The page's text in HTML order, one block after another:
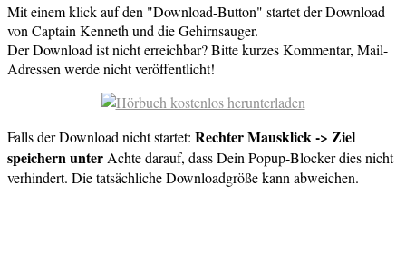
Mit einem klick auf den "Download-Button" startet der Download
von Captain Kenneth und die Gehirnsauger.
Der Download ist nicht erreichbar? Bitte kurzes Kommentar, Mail-
Adressen werde nicht veröffentlicht!
Falls der Download nicht startet: Rechter Mausklick -> Ziel
speichern unter Achte darauf, dass Dein Popup-Blocker dies nicht
verhindert. Die tatsächliche Downloadgröße kann abweichen.